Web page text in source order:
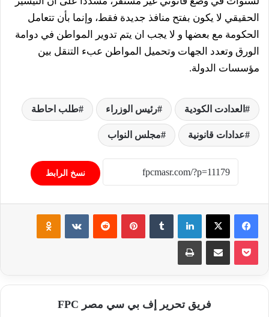
الحقيقي لا يكون بفتح منافذ جديدة فقط، وإنما بأن تتعامل
الحكومة مع بعضها و لا يجب ان يتم تدوير المواطن في دوامة
الورق وتعدد الجهات وتحميل المواطن عبء التنقل بين
مؤسسات الدولة.
العدادت الكودية رئيس الوزراء طلب احاطة
عدادات قانونية مجلس النواب
نسخ الرابط
فيسبوك ‫X لينكدإن بينتيريست
فريق تحرير إف بي سي مصر FPC